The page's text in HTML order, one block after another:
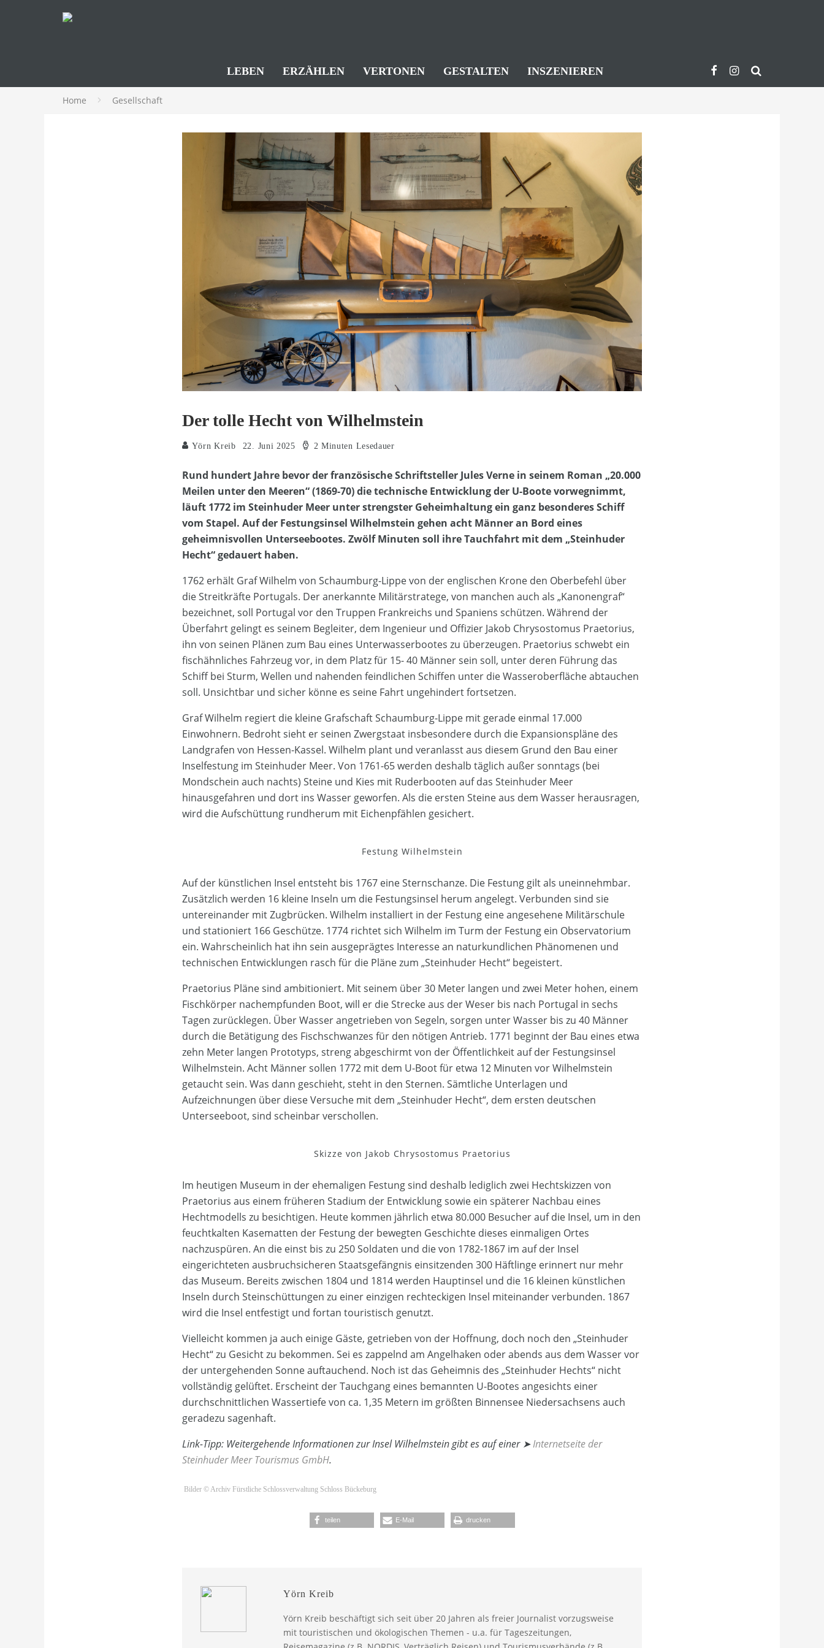
LEBEN ERZÄHLEN VERTONEN GESTALTEN INSZENIEREN
Home Gesellschaft
Der tolle Hecht von Wilhelmstein
Yörn Kreib 22. Juni 2025 2 Minuten Lesedauer
Rund hundert Jahre bevor der französische Schriftsteller Jules Verne in seinem Roman „20.000
Meilen unter den Meeren“ (1869-70) die technische Entwicklung der U-Boote vorwegnimmt,
läuft 1772 im Steinhuder Meer unter strengster Geheimhaltung ein ganz besonderes Schiff
vom Stapel. Auf der Festungsinsel Wilhelmstein gehen acht Männer an Bord eines
geheimnisvollen Unterseebootes. Zwölf Minuten soll ihre Tauchfahrt mit dem „Steinhuder
Hecht“ gedauert haben.
1762 erhält Graf Wilhelm von Schaumburg-Lippe von der englischen Krone den Oberbefehl über
die Streitkräfte Portugals. Der anerkannte Militärstratege, von manchen auch als „Kanonengraf“
bezeichnet, soll Portugal vor den Truppen Frankreichs und Spaniens schützen. Während der
Überfahrt gelingt es seinem Begleiter, dem Ingenieur und Offizier Jakob Chrysostomus Praetorius,
ihn von seinen Plänen zum Bau eines Unterwasserbootes zu überzeugen. Praetorius schwebt ein
fischähnliches Fahrzeug vor, in dem Platz für 15- 40 Männer sein soll, unter deren Führung das
Schiff bei Sturm, Wellen und nahenden feindlichen Schiffen unter die Wasseroberfläche abtauchen
soll. Unsichtbar und sicher könne es seine Fahrt ungehindert fortsetzen.
Graf Wilhelm regiert die kleine Grafschaft Schaumburg-Lippe mit gerade einmal 17.000
Einwohnern. Bedroht sieht er seinen Zwergstaat insbesondere durch die Expansionspläne des
Landgrafen von Hessen-Kassel. Wilhelm plant und veranlasst aus diesem Grund den Bau einer
Inselfestung im Steinhuder Meer. Von 1761-65 werden deshalb täglich außer sonntags (bei
Mondschein auch nachts) Steine und Kies mit Ruderbooten auf das Steinhuder Meer
hinausgefahren und dort ins Wasser geworfen. Als die ersten Steine aus dem Wasser herausragen,
wird die Aufschüttung rundherum mit Eichenpfählen gesichert.
Festung Wilhelmstein
Auf der künstlichen Insel entsteht bis 1767 eine Sternschanze. Die Festung gilt als uneinnehmbar.
Zusätzlich werden 16 kleine Inseln um die Festungsinsel herum angelegt. Verbunden sind sie
untereinander mit Zugbrücken. Wilhelm installiert in der Festung eine angesehene Militärschule
und stationiert 166 Geschütze. 1774 richtet sich Wilhelm im Turm der Festung ein Observatorium
ein. Wahrscheinlich hat ihn sein ausgeprägtes Interesse an naturkundlichen Phänomenen und
technischen Entwicklungen rasch für die Pläne zum „Steinhuder Hecht“ begeistert.
Praetorius Pläne sind ambitioniert. Mit seinem über 30 Meter langen und zwei Meter hohen, einem
Fischkörper nachempfunden Boot, will er die Strecke aus der Weser bis nach Portugal in sechs
Tagen zurücklegen. Über Wasser angetrieben von Segeln, sorgen unter Wasser bis zu 40 Männer
durch die Betätigung des Fischschwanzes für den nötigen Antrieb. 1771 beginnt der Bau eines etwa
zehn Meter langen Prototyps, streng abgeschirmt von der Öffentlichkeit auf der Festungsinsel
Wilhelmstein. Acht Männer sollen 1772 mit dem U-Boot für etwa 12 Minuten vor Wilhelmstein
getaucht sein. Was dann geschieht, steht in den Sternen. Sämtliche Unterlagen und
Aufzeichnungen über diese Versuche mit dem „Steinhuder Hecht“, dem ersten deutschen
Unterseeboot, sind scheinbar verschollen.
Skizze von Jakob Chrysostomus Praetorius
Im heutigen Museum in der ehemaligen Festung sind deshalb lediglich zwei Hechtskizzen von
Praetorius aus einem früheren Stadium der Entwicklung sowie ein späterer Nachbau eines
Hechtmodells zu besichtigen. Heute kommen jährlich etwa 80.000 Besucher auf die Insel, um in den
feuchtkalten Kasematten der Festung der bewegten Geschichte dieses einmaligen Ortes
nachzuspüren. An die einst bis zu 250 Soldaten und die von 1782-1867 im auf der Insel
eingerichteten ausbruchsicheren Staatsgefängnis einsitzenden 300 Häftlinge erinnert nur mehr
das Museum. Bereits zwischen 1804 und 1814 werden Hauptinsel und die 16 kleinen künstlichen
Inseln durch Steinschüttungen zu einer einzigen rechteckigen Insel miteinander verbunden. 1867
wird die Insel entfestigt und fortan touristisch genutzt.
Vielleicht kommen ja auch einige Gäste, getrieben von der Hoffnung, doch noch den „Steinhuder
Hecht“ zu Gesicht zu bekommen. Sei es zappelnd am Angelhaken oder abends aus dem Wasser vor
der untergehenden Sonne auftauchend. Noch ist das Geheimnis des „Steinhuder Hechts“ nicht
vollständig gelüftet. Erscheint der Tauchgang eines bemannten U-Bootes angesichts einer
durchschnittlichen Wassertiefe von ca. 1,35 Metern im größten Binnensee Niedersachsens auch
geradezu sagenhaft.
Link-Tipp: Weitergehende Informationen zur Insel Wilhelmstein gibt es auf einer ➤Internetseite der
Steinhuder Meer Tourismus GmbH.
Bilder © Archiv Fürstliche Schlossverwaltung Schloss Bückeburg
teilen E-Mail drucken
Yörn Kreib
Yörn Kreib beschäftigt sich seit über 20 Jahren als freier Journalist vorzugsweise
mit touristischen und ökologischen Themen - u.a. für Tageszeitungen,